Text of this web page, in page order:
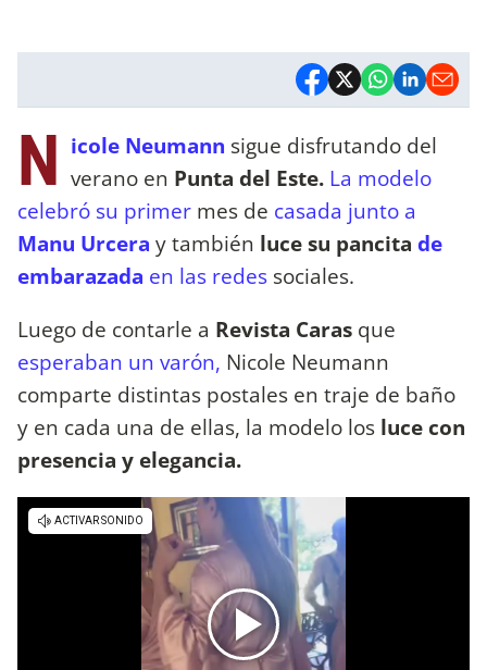
N icole Neumann sigue disfrutando del
verano en Punta del Este. La modelo
celebró su primer mes de casada junto a
Manu Urcera y también luce su pancita de
embarazada en las redes sociales.
Luego de contarle a Revista Caras que
esperaban un varón, Nicole Neumann
comparte distintas postales en traje de baño
y en cada una de ellas, la modelo los luce con
presencia y elegancia.